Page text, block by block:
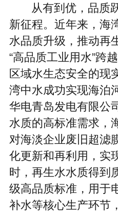
从有到优，品质
新征程。近年来，海
水品质升级，推动再
“高品质工业用水”跨
区域水生态安全的现
湾中水成功实现海泊
华电青岛发电有限公
水质的高标准需求，
对海淡企业废旧超滤
化更新和再利用，实
时，再生水水质得到
级高品质标准，用于
补水等核心生产环节